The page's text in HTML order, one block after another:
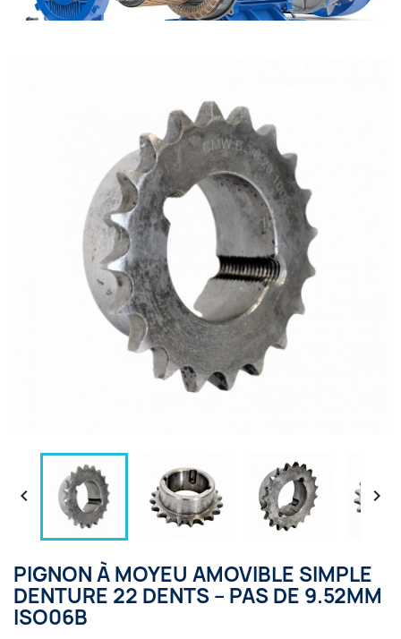
 
PIGNON À MOYEU AMOVIBLE SIMPLE
DENTURE 22 DENTS – PAS DE 9.52MM
ISO06B